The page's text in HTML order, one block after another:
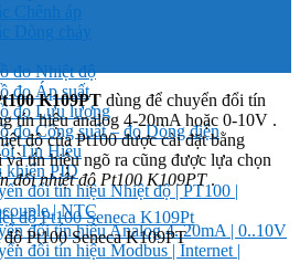
Chênh áp
Dòng chảy
đo Nhiệt độ
đo Áp suất
đo Lưu lượng
đo Công suất – đo Dòng điện
Tín Hiệu
khiển PID
đổi tín hiệu Nhiệt độ | PT100 |
| NTC
đổi tín hiệu Analog 4..20mA | 0..10V
đổi tín hiệu Modbus | Internet |
K109PT dùng để chuyển đổi tín
tín hiệu analog 4-20mA hoặc 0-10V .
độ của Pt100 được cài đặt bằng
tín hiệu ngõ ra cũng được lựa chọn
đổi nhiệt độ Pt100 K109PT.
Pt100 Seneca K109PT